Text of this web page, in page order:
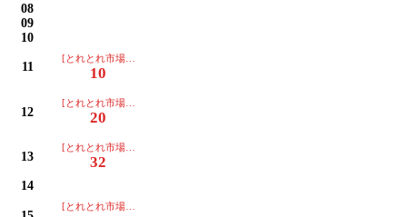
08
09
10
11
[とれとれ市場・白浜駅・富田橋・文里経由 田辺駅行]
10
12
[とれとれ市場・白浜駅・富田橋・文里経由 田辺駅行]
20
13
[とれとれ市場・白浜駅・富田橋・文里経由 田辺駅行]
32
14
[とれとれ市場・白浜駅・富田橋・文里経由 田辺駅行]